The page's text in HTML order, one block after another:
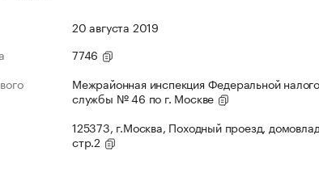
20 августа 2019
7746
Межрайонная инспекция Федеральной
службы № 46 по г. Москве
125373, г.Москва, Походный проезд,
стр.2